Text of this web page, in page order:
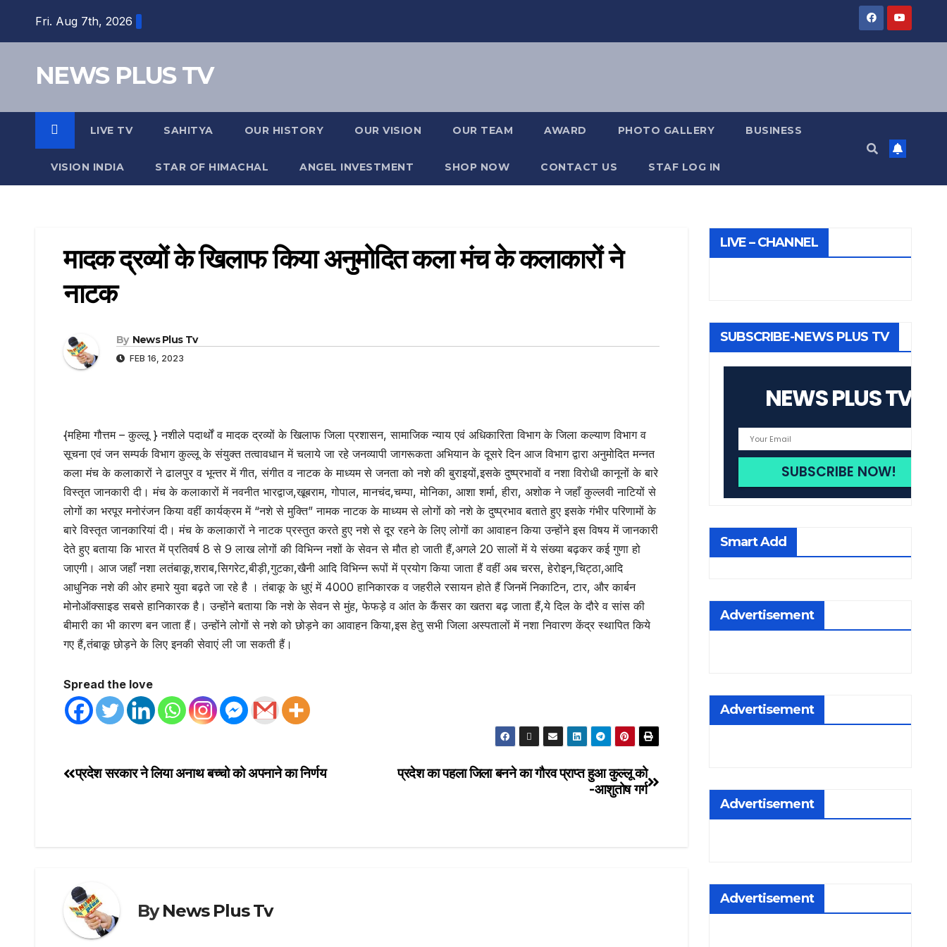
Fri. Aug 7th, 2026
NEWS PLUS TV
LIVE TV SAHITYA OUR HISTORY OUR VISION OUR TEAM AWARD PHOTO GALLERY BUSINESS
VISION INDIA STAR OF HIMACHAL ANGEL INVESTMENT SHOP NOW CONTACT US STAF LOG IN
मादक द्रव्यों के खिलाफ किया अनुमोदित कला मंच के कलाकारों ने
नाटक
By News Plus Tv
FEB 16, 2023
{महिमा गौत्तम – कुल्लू } नशीले पदार्थों व मादक द्रव्यों के खिलाफ जिला प्रशासन, सामाजिक न्याय एवं अधिकारिता विभाग के जिला कल्याण विभाग व
सूचना एवं जन सम्पर्क विभाग कुल्लू के संयुक्त तत्वावधान में चलाये जा रहे जनव्यापी जागरूकता अभियान के दूसरे दिन आज विभाग द्वारा अनुमोदित मन्नत
कला मंच के कलाकारों ने ढालपुर व भून्तर में गीत, संगीत व नाटक के माध्यम से जनता को नशे की बुराइयों,इसके दुष्प्रभावों व नशा विरोधी कानूनों के बारे
विस्तृत जानकारी दी। मंच के कलाकारों में नवनीत भारद्वाज,खूबराम, गोपाल, मानचंद,चम्पा, मोनिका, आशा शर्मा, हीरा, अशोक ने जहाँ कुल्लवी नाटियों से
लोगों का भरपूर मनोरंजन किया वहीं कार्यक्रम में “नशे से मुक्ति” नामक नाटक के माध्यम से लोगों को नशे के दुष्प्रभाव बताते हुए इसके गंभीर परिणामों के
बारे विस्तृत जानकारियां दी। मंच के कलाकारों ने नाटक प्रस्तुत करते हुए नशे से दूर रहने के लिए लोगों का आवाहन किया उन्होंने इस विषय में जानकारी
देते हुए बताया कि भारत में प्रतिवर्ष 8 से 9 लाख लोगों की विभिन्न नशों के सेवन से मौत हो जाती हैं,अगले 20 सालों में ये संख्या बढ़कर कई गुणा हो
जाएगी। आज जहाँ नशा लतंबाकू,शराब,सिगरेट,बीड़ी,गुटका,खैनी आदि विभिन्न रूपों में प्रयोग किया जाता हैं वहीं अब चरस, हेरोइन,चिट्ठा,आदि
आधुनिक नशे की ओर हमारे युवा बढ़ते जा रहे है । तंबाकू के धुएं में 4000 हानिकारक व जहरीले रसायन होते हैं जिनमें निकाटिन, टार, और कार्बन
मोनोऑक्साइड सबसे हानिकारक है। उन्होंने बताया कि नशे के सेवन से मुंह, फेफड़े व आंत के कैंसर का खतरा बढ़ जाता हैं,ये दिल के दौरे व सांस की
बीमारी का भी कारण बन जाता हैं। उन्होंने लोगों से नशे को छोड़ने का आवाहन किया,इस हेतु सभी जिला अस्पतालों में नशा निवारण केंद्र स्थापित किये
गए हैं,तंबाकू छोड़ने के लिए इनकी सेवाएं ली जा सकती हैं।
Spread the love
प्रदेश का पहला जिला बनने का गौरव प्राप्त हुआ कुल्लू को
-आशुतोष गर्ग
प्रदेश सरकार ने लिया अनाथ बच्चो को अपनाने का निर्णय
ByNews Plus Tv
LIVE – CHANNEL
SUBSCRIBE-NEWS PLUS TV
NEWS PLUS TV
Smart Add
Advertisement
Advertisement
Advertisement
Advertisement